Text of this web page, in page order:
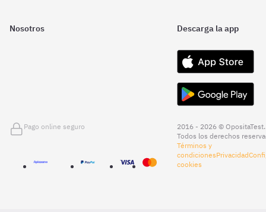
Nosotros Descarga la app
Pago online seguro
2016 - 2026 © OpositaTest.
Todos los derechos
Términos y
condicionesPrivacidad
cookies